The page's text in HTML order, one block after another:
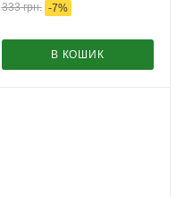
333грн. -7%
В КОШИК